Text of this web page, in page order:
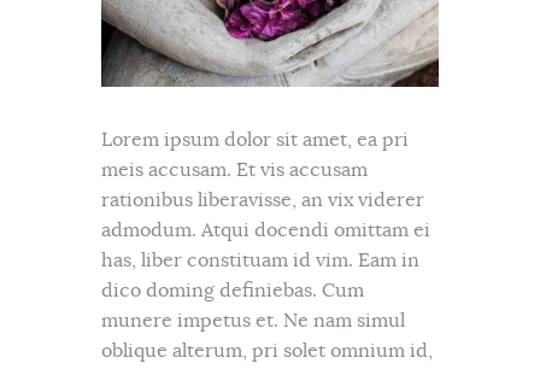
Lorem ipsum dolor sit amet, ea pri
meis accusam. Et vis accusam
rationibus liberavisse, an vix viderer
admodum. Atqui docendi omittam ei
has, liber constituam id vim. Eam in
dico doming definiebas. Cum
munere impetus et. Ne nam simul
oblique alterum, pri solet omnium id,